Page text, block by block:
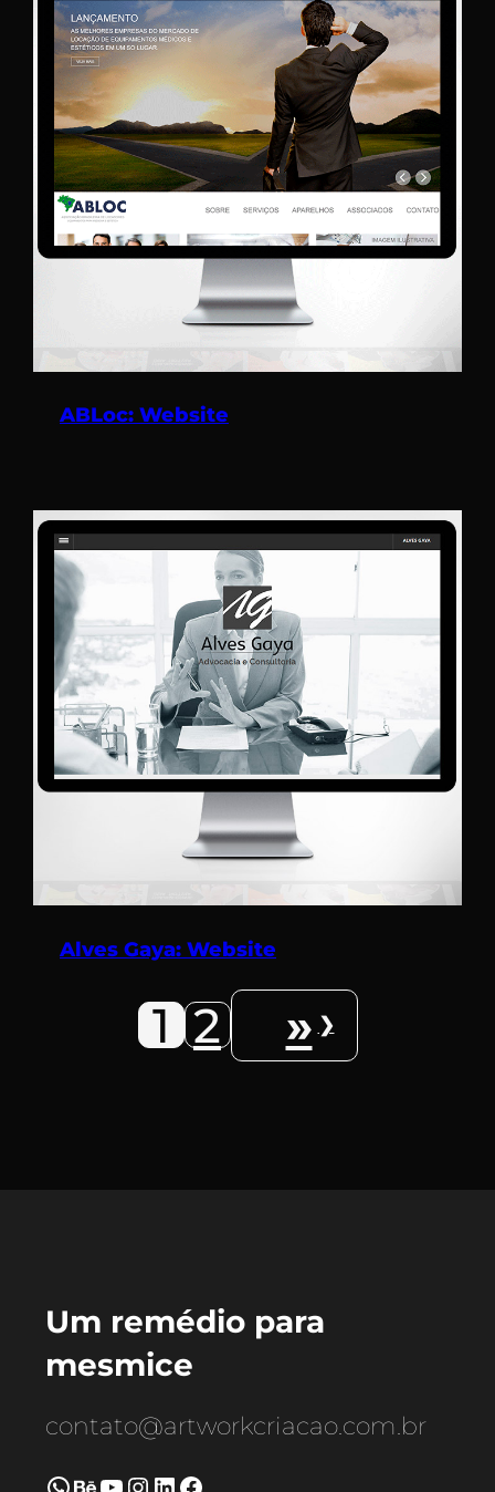
ABLoc: Website
Alves Gaya: Website
1 2 »
Um remédio para
mesmice
contato@artworkcriacao.com.br
WhatsApp Behance Youtube Instagram LinkedIn Facebook